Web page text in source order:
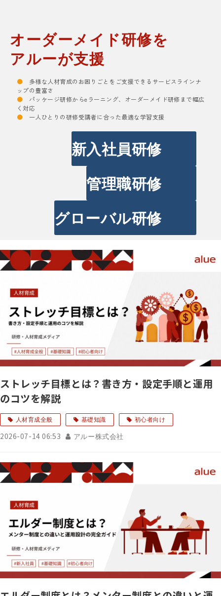
オーダーメイド研修を
アルーが支援
● 多様な人材育成のお困りごとをご支援できるサービスラインナ
ップの豊富さ
● パッケージ研修からeラーニング、オーダーメイド研修まで幅広
く対応
● 一人ひとりの研修受講者に合った最適な学習支援
新入社員研修
管理職研修
グローバル研修
ストレッチ目標とは？書き方・設定手順と運用
のコツを解説
人材育成全般 基礎知識 初心者向け
2026-07-14 06:53 アルー株式会社